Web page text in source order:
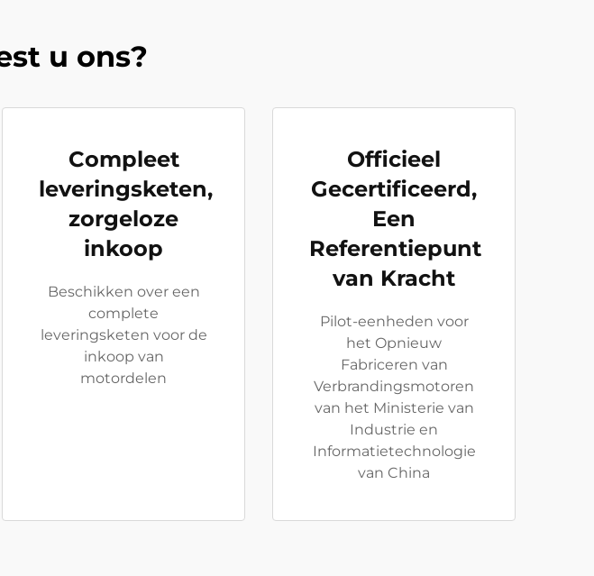
u ons?
Compleet
leveringsketen,
zorgeloze
inkoop
Beschikken over een
complete
leveringsketen voor de
inkoop van
motordelen
Officieel
Gecertificeerd,
Een
Referentiepunt
van Kracht
Pilot-eenheden voor
het Opnieuw
Fabriceren van
Verbrandingsmotoren
van het Ministerie van
Industrie en
Informatietechnologie
van China